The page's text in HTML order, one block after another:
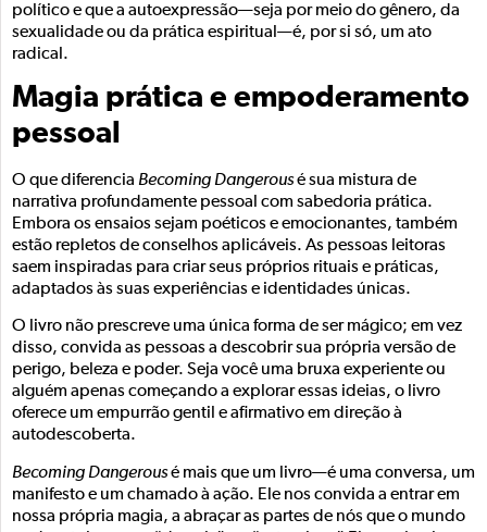
político e que a autoexpressão—seja por meio do gênero, da
sexualidade ou da prática espiritual—é, por si só, um ato
radical.
Magia prática e empoderamento
pessoal
O que diferencia Becoming Dangerousé sua mistura de
narrativa profundamente pessoal com sabedoria prática.
Embora os ensaios sejam poéticos e emocionantes, também
estão repletos de conselhos aplicáveis. As pessoas leitoras
saem inspiradas para criar seus próprios rituais e práticas,
adaptados às suas experiências e identidades únicas.
O livro não prescreve uma única forma de ser mágico; em vez
disso, convida as pessoas a descobrir sua própria versão de
perigo, beleza e poder. Seja você uma bruxa experiente ou
alguém apenas começando a explorar essas ideias, o livro
oferece um empurrão gentil e afirmativo em direção à
autodescoberta.
Becoming Dangerousé mais que um livro—é uma conversa, um
manifesto e um chamado à ação. Ele nos convida a entrar em
nossa própria magia, a abraçar as partes de nós que o mundo